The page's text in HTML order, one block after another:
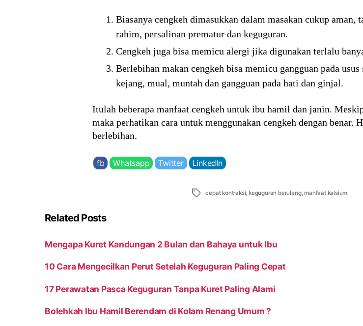
Biasanya cengkeh dimasukkan dalam masakan cukup aman,
rahim, persalinan prematur dan keguguran.
Cengkeh juga bisa memicu alergi jika digunakan terlalu
Berlebihan makan cengkeh bisa memicu gangguan pada
kejang, mual, muntah dan gangguan pada hati dan ginjal.
Itulah beberapa manfaat cengkeh untuk ibu hamil dan janin.
maka perhatikan cara untuk menggunakan cengkeh dengan benar.
berlebihan.
fb Whatsapp Twitter LinkedIn
Tags cepat kontraksi ,keguguran berulang,manfaat kalsium
Related Posts
Mengapa Kuret Kandungan 2 Bulan dan Bahaya untuk Ibu
10 Cara Mengecilkan Perut Setelah Keguguran Paling Cepat
17 Perawatan Pasca Keguguran Tanpa Kuret Paling Alami
Bolehkah Ibu Hamil Berendam di Kolam Renang Umum ?